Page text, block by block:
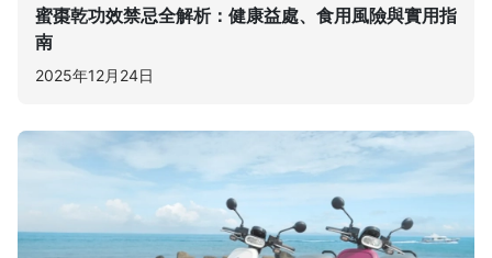
蜜棗乾功效禁忌全解析：健康益處、食用風險與實用指
南
2025年12月24日